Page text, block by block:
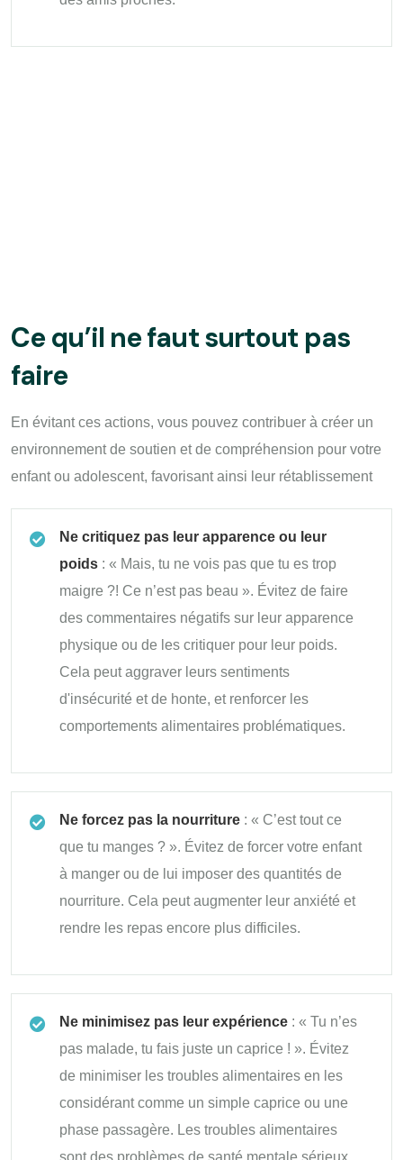
Ce qu’il ne faut surtout pas
faire
En évitant ces actions, vous pouvez contribuer à créer un
environnement de soutien et de compréhension pour votre
enfant ou adolescent, favorisant ainsi leur rétablissement
Ne critiquez pas leur apparence ou leur
poids : « Mais, tu ne vois pas que tu es trop
maigre ?! Ce n’est pas beau ». Évitez de faire
des commentaires négatifs sur leur apparence
physique ou de les critiquer pour leur poids.
Cela peut aggraver leurs sentiments
d'insécurité et de honte, et renforcer les
comportements alimentaires problématiques.
Ne forcez pas la nourriture : « C’est tout ce
que tu manges ? ». Évitez de forcer votre enfant
à manger ou de lui imposer des quantités de
nourriture. Cela peut augmenter leur anxiété et
rendre les repas encore plus difficiles.
Ne minimisez pas leur expérience : « Tu n’es
pas malade, tu fais juste un caprice ! ». Évitez
de minimiser les troubles alimentaires en les
considérant comme un simple caprice ou une
phase passagère. Les troubles alimentaires
sont des problèmes de santé mentale sérieux